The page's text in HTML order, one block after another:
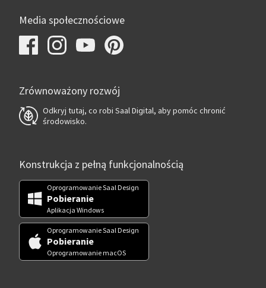
Media społecznościowe
Zrównoważony rozwój
Odkryj tutaj, co robi Saal Digital, aby pomóc chronić
środowisko.
Konstrukcja z pełną funkcjonalnością
Oprogramowanie Saal Design
Pobieranie
Aplikacja Windows
Oprogramowanie Saal Design
Pobieranie
Oprogramowanie macOS